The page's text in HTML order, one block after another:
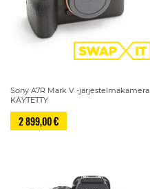
Sony A7R Mark V -järjestelmäkamera
KÄYTETTY
2 899,00 €